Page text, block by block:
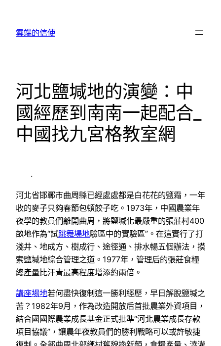
雲端的信使
河北鹽堿地的演變：中
國經歷到南南一起配合_
中國找九宮格教室網
.
河北省邯鄲市曲周縣已經處處都是白花花的鹽霜，一年
收的麥子只夠春節包頓餃子吃。1973年，中國農業年
夜學的教員們離開曲周，將鹽堿化最嚴重的張莊村400
畝地作為“試跳舞場地驗區中的實驗區”。在這實行了打
淺井、地成方、樹成行、途徑通、排水暢五個辦法，摸
索鹽堿地綜合管理之道。1977年，管理后的張莊食糧
總產量比汗青最高程度增添約兩倍。
講座場地若何盡快復制這一勝利經歷，早日解脫鹽堿之
苦？1982年9月，作為改造開放后首批農業外資項目，
結合國國際農業成長基金正式批準“河北農業成長存款
項目協議”，讓農年夜教員們的勝利戰略可以或許敏捷